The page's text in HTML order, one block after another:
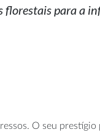
florestais para a
O seu